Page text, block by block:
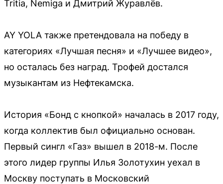
Tritia, Nemiga и Дмитрий Журавлёв.
AY YOLA также претендовала на победу в
категориях «Лучшая песня» и «Лучшее видео»,
но осталась без наград. Трофей достался
музыкантам из Нефтекамска.
История «Бонд с кнопкой» началась в 2017 году,
когда коллектив был официально основан.
Первый сингл «Газ» вышел в 2018-м. После
этого лидер группы Илья Золотухин уехал в
Москву поступать в Московский